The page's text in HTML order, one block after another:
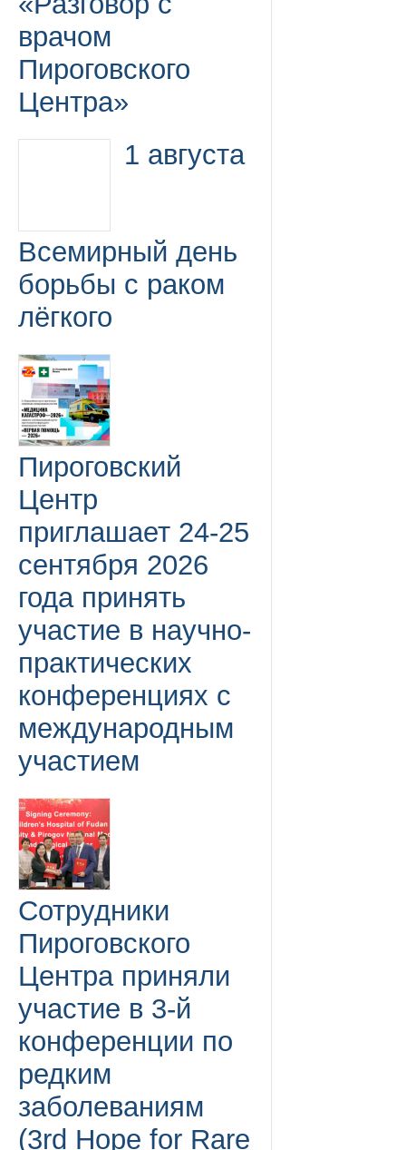
врачом
Пироговского
Центра»
1 августа
Всемирный день
борьбы с раком
лёгкого
Пироговский
Центр
приглашает 24-25
сентября 2026
года принять
участие в научно-
практических
конференциях с
международным
участием
Сотрудники
Пироговского
Центра приняли
участие в 3-й
конференции по
редким
заболеваниям
(3rd Hope for Rare